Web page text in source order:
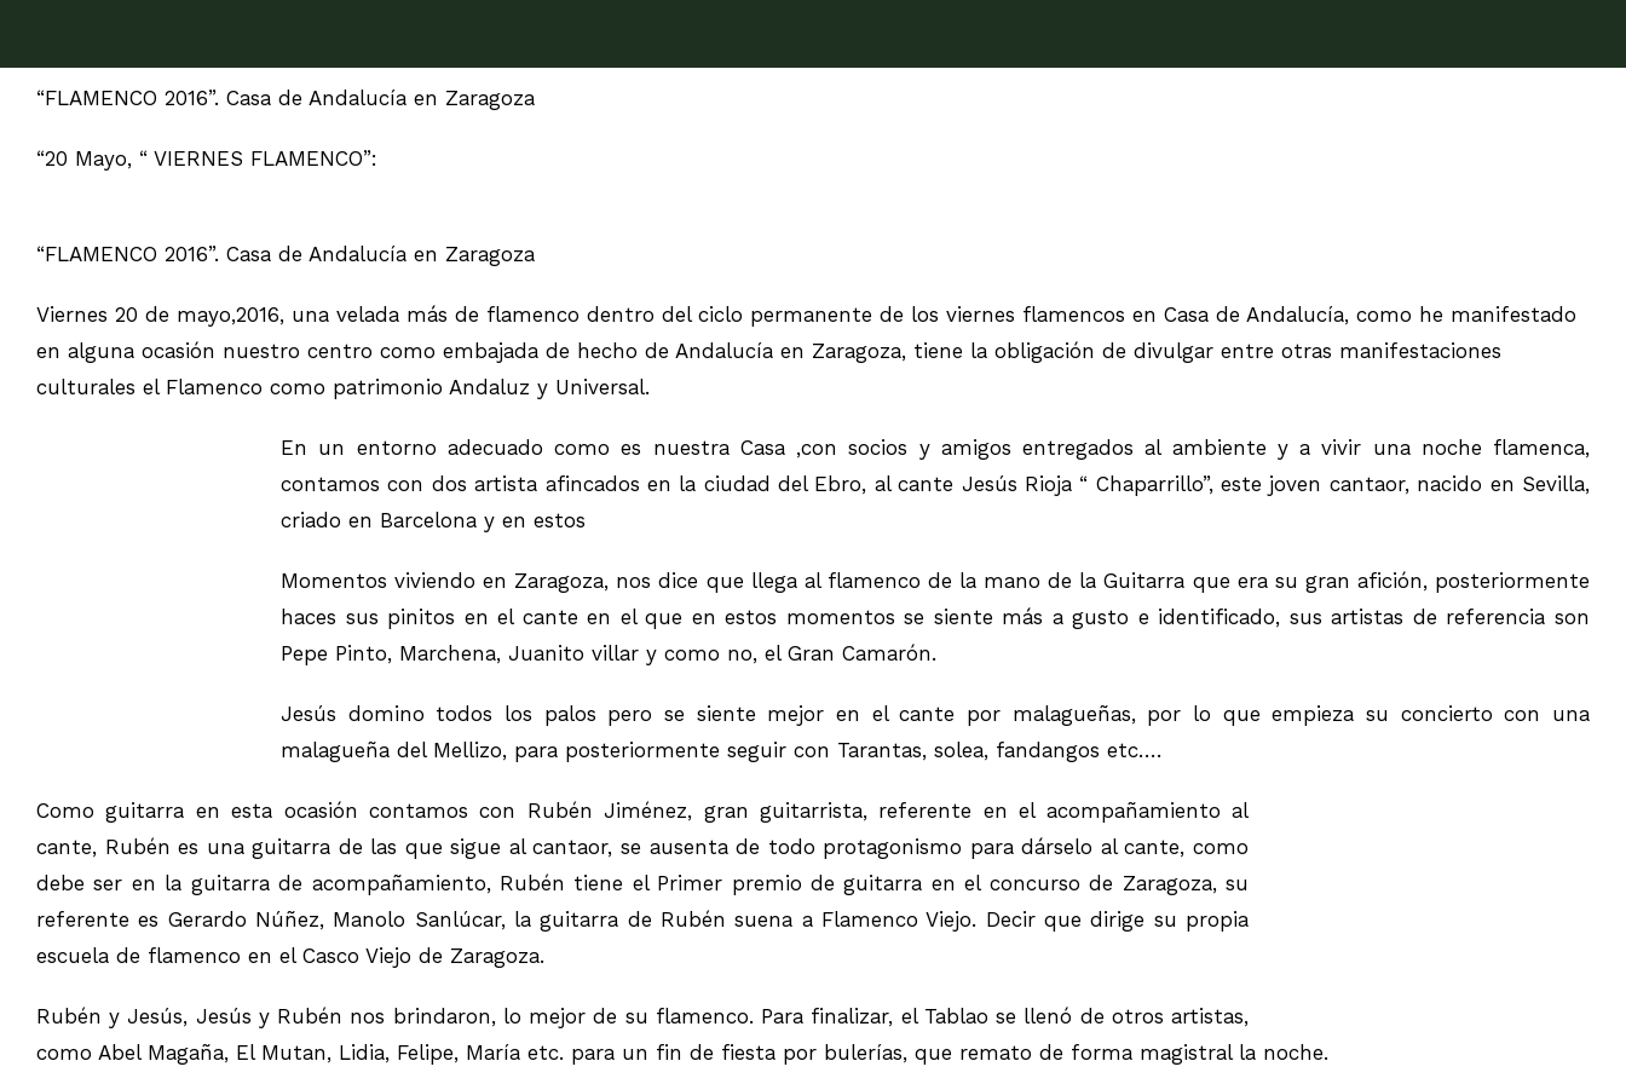
“FLAMENCO 2016”. Casa de Andalucía en Zaragoza
“20 Mayo, “ VIERNES FLAMENCO”:
“FLAMENCO 2016”. Casa de Andalucía en Zaragoza
Viernes 20 de mayo,2016, una velada más de flamenco dentro del ciclo permanente de los viernes flamencos en Casa de Andalucía, como he manifestado
en alguna ocasión nuestro centro como embajada de hecho de Andalucía en Zaragoza, tiene la obligación de divulgar entre otras manifestaciones
culturales el Flamenco como patrimonio Andaluz y Universal.
En un entorno adecuado como es nuestra Casa ,con socios y amigos entregados al ambiente y a vivir una noche flamenca,
contamos con dos artista afincados en la ciudad del Ebro, al cante Jesús Rioja “ Chaparrillo”, este joven cantaor, nacido en Sevilla,
criado en Barcelona y en estos
Momentos viviendo en Zaragoza, nos dice que llega al flamenco de la mano de la Guitarra que era su gran afición, posteriormente
haces sus pinitos en el cante en el que en estos momentos se siente más a gusto e identificado, sus artistas de referencia son
Pepe Pinto, Marchena, Juanito villar y como no, el Gran Camarón.
Jesús domino todos los palos pero se siente mejor en el cante por malagueñas, por lo que empieza su concierto con una
malagueña del Mellizo, para posteriormente seguir con Tarantas, solea, fandangos etc….
Como guitarra en esta ocasión contamos con Rubén Jiménez, gran guitarrista, referente en el acompañamiento al
cante, Rubén es una guitarra de las que sigue al cantaor, se ausenta de todo protagonismo para dárselo al cante, como
debe ser en la guitarra de acompañamiento, Rubén tiene el Primer premio de guitarra en el concurso de Zaragoza, su
referente es Gerardo Núñez, Manolo Sanlúcar, la guitarra de Rubén suena a Flamenco Viejo. Decir que dirige su propia
escuela de flamenco en el Casco Viejo de Zaragoza.
Rubén y Jesús, Jesús y Rubén nos brindaron, lo mejor de su flamenco. Para finalizar, el Tablao se llenó de otros artistas,
como Abel Magaña, El Mutan, Lidia, Felipe, María etc. para un fin de fiesta por bulerías, que remato de forma magistral la noche.